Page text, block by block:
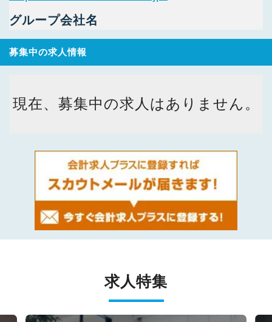
グループ会社名
募集中の求人情報
現在、募集中の求人はありません。
求人特集